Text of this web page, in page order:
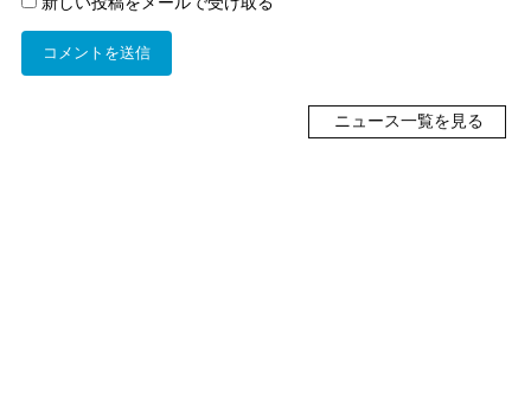
ニュース一覧を見る